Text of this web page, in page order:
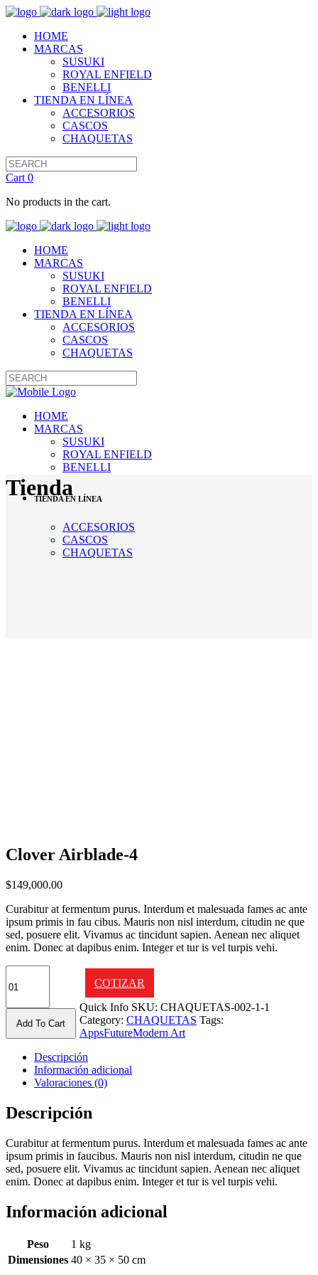
HOME
MARCAS
SUSUKI
ROYAL ENFIELD
BENELLI
TIENDA EN LÍNEA
ACCESORIOS
CASCOS
CHAQUETAS
Cart 0
No products in the cart.
HOME
MARCAS
SUSUKI
ROYAL ENFIELD
BENELLI
TIENDA EN LÍNEA
ACCESORIOS
CASCOS
CHAQUETAS
HOME
MARCAS
SUSUKI
ROYAL ENFIELD
BENELLI
TIENDA EN LÍNEA
ACCESORIOS
CASCOS
CHAQUETAS
Tienda
Clover Airblade-4
$149,000.00
Curabitur at fermentum purus. Interdum et malesuada fames ac ante
ipsum primis in fau cibus. Mauris non nisl interdum, citudin ne que
sed, posuere elit. Vivamus ac tincidunt sapien. Aenean nec aliquet
enim. Donec at dapibus enim. Integer et tur is vel turpis vehi.
Airblade-
quantity
Add To Cart
COTIZAR
Quick Info SKU: CHAQUETAS-002-1-1
Category: CHAQUETAS Tags:
AppsFutureModern Art
Descripción
Información adicional
Valoraciones (0)
Descripción
Curabitur at fermentum purus. Interdum et malesuada fames ac ante
ipsum primis in faucibus. Mauris non nisl interdum, citudin ne que
sed, posuere elit. Vivamus ac tincidunt sapien. Aenean nec aliquet
enim. Donec at dapibus enim. Integer et tur is vel turpis vehi.
Información adicional
Peso
1 kg
Dimensiones 40 × 35 × 50 cm